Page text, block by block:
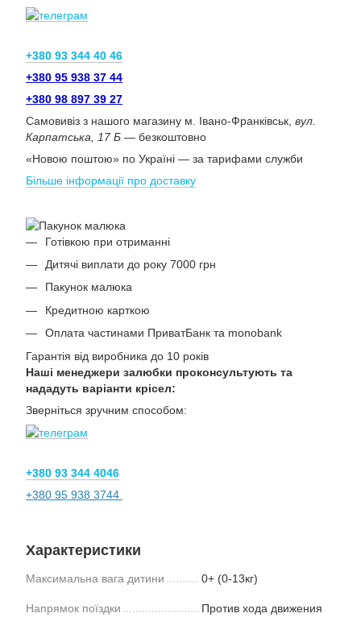
+380 93 344 40 46
+380 95 938 37 44
+380 98 897 39 27
Самовивіз з нашого магазину м. Івано-Франківськ, вул.
Карпатська, 17 Б — безкоштовно
«Новою поштою» по Україні — за тарифами служби
Більше інформації про доставку
Готівкою при отриманні
Дитячі виплати до року 7000 грн
Пакунок малюка
Кредитною карткою
Оплата частинами ПриватБанк та monobank
Гарантія від виробника до 10 років
Наші менеджери залюбки проконсультують та
нададуть варіанти крісел:
Зверніться зручним способом:
+380 93 344 4046
+380 95 938 3744
Характеристики
Максимальна вага дитини 0+ (0-13кг)
Напрямок поїздки Против хода движения